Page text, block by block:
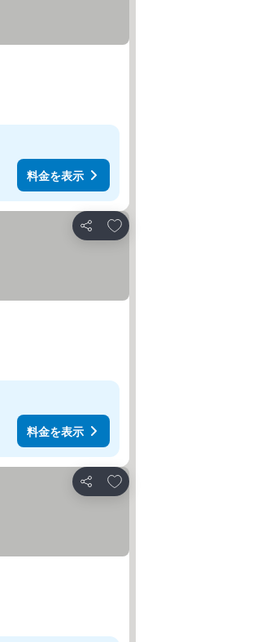
料金を表示
シェア
お気に入りに追加
料金を表示
シェア
お気に入りに追加